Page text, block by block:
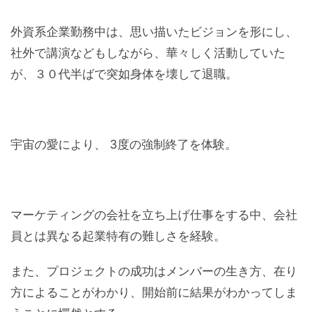
外資系企業勤務中は、思い描いたビジョンを形にし、
社外で講演などもしながら、華々しく活動していた
が、３０代半ばで突如身体を壊して退職。
宇宙の愛により、 3度の強制終了を体験。
マーケティングの会社を立ち上げ仕事をする中、会社
員とは異なる起業特有の難しさを経験。
また、プロジェクトの成功はメンバーの生き方、在り
方によることがわかり、開始前に結果がわかってしま